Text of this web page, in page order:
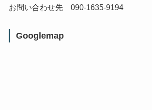
お問い合わせ先 090-1635-9194
Googlemap